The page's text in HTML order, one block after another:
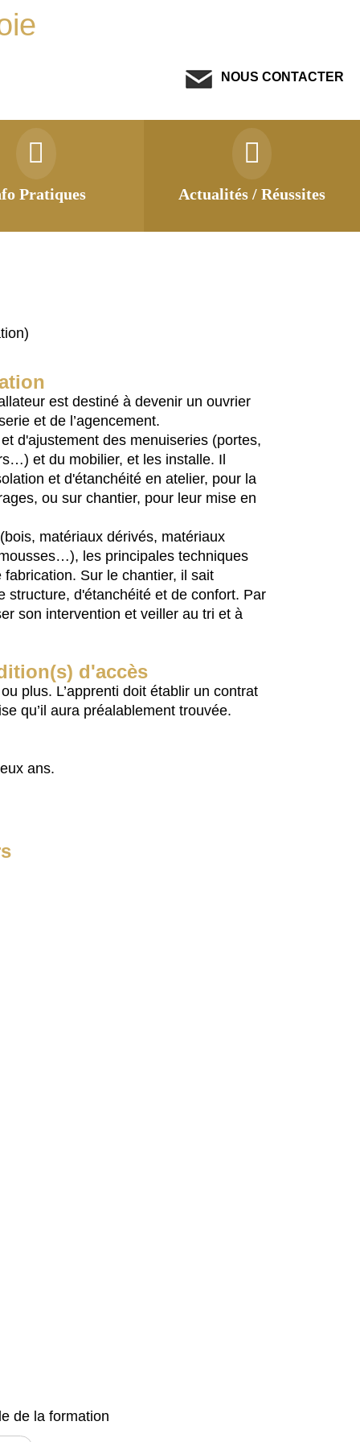
NOUS CONTACTER
Pratiques Actualités / Réussites
est destiné à devenir un ouvrier
et de l’agencement.
d'ajustement des menuiseries (portes,
et du mobilier, et les installe. Il
et d'étanchéité en atelier, pour la
ou sur chantier, pour leur mise en
matériaux dérivés, matériaux
les principales techniques
Sur le chantier, il sait
structure, d'étanchéité et de confort. Par
son intervention et veiller au tri et à
d'accès
plus. L’apprenti doit établir un contrat
qu’il aura préalablement trouvée.
ans.
de la formation